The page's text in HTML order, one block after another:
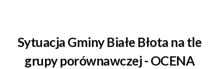
Sytuacja Gminy Białe Błota na tle
grupy porównawczej -OCENA